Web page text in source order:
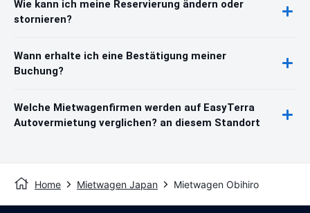
Wie kann ich meine Reservierung ändern oder
stornieren?
Wann erhalte ich eine Bestätigung meiner
Buchung?
Welche Mietwagenfirmen werden auf EasyTerra
Autovermietung verglichen? an diesem Standort
Home Mietwagen Japan Mietwagen Obihiro